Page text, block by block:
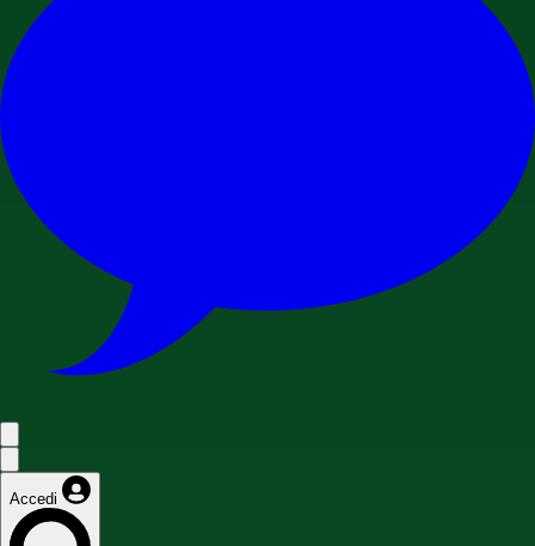
Accedi